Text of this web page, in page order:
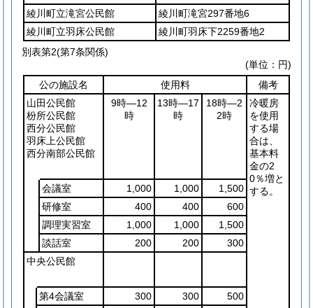
綾川町立滝宮公民館
綾川町滝宮297番地6
綾川町立羽床公民館
綾川町羽床下2259番地2
別表第2(第7条関係)
(単位：円)
公の施設名
使用料
備考
山田公民館
枌所公民館
西分公民館
羽床上公民館
西分南部公民館
9時―12
時
13時―17
時
18時―2
2時
冷暖房
を使用
する場
合は、
基本料
金の2
0％増と
する。
会議室 1,000 1,000
1,500
研修室
400 400
600
調理実習室
1,000 1,000
1,500
談話室
200 200
300
中央公民館
第4会議室 300 300
500